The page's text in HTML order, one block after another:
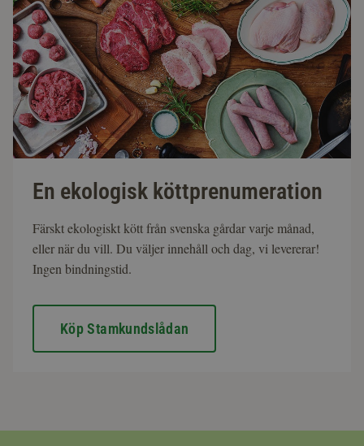
En ekologisk köttprenumeration
Färskt ekologiskt kött från svenska gårdar varje månad,
eller när du vill. Du väljer innehåll och dag, vi levererar!
Ingen bindningstid.
Köp Stamkundslådan